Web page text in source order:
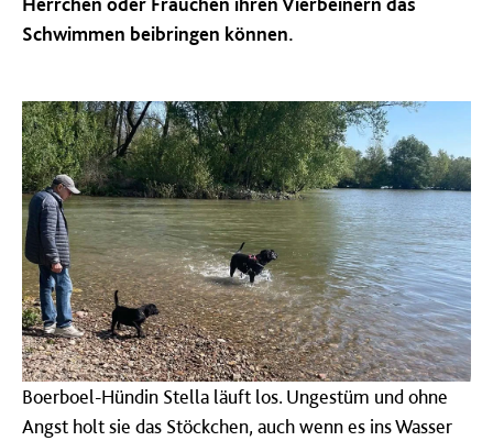
Schwimmen beibringen können.
Boerboel-Hündin Stella läuft los. Ungestüm und ohne
Angst holt sie das Stöckchen, auch wenn es ins Wasser